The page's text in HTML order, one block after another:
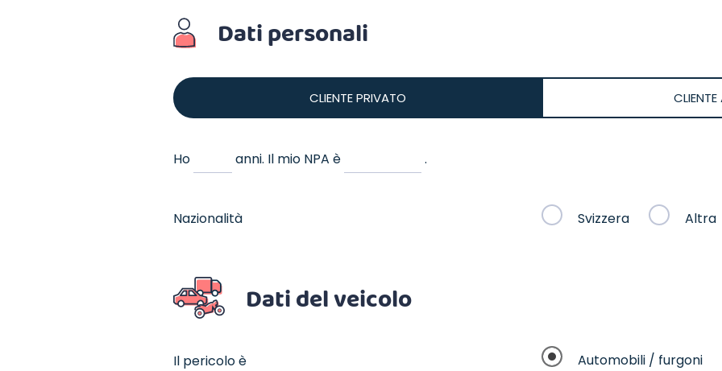
Dati personali
CLIENTE PRIVATO CLIENTE
Ho anni. Il mio NPA è .
Nazionalità Svizzera Altra
Dati del veicolo
Il pericolo è Automobili / furgoni